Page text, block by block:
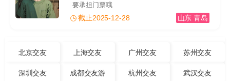
要承担门票哦
截止2025-12-28 山东 青岛
北京交友 上海交友 广州交友 苏州交友
深圳交友 成都交友游 杭州交友 武汉交友